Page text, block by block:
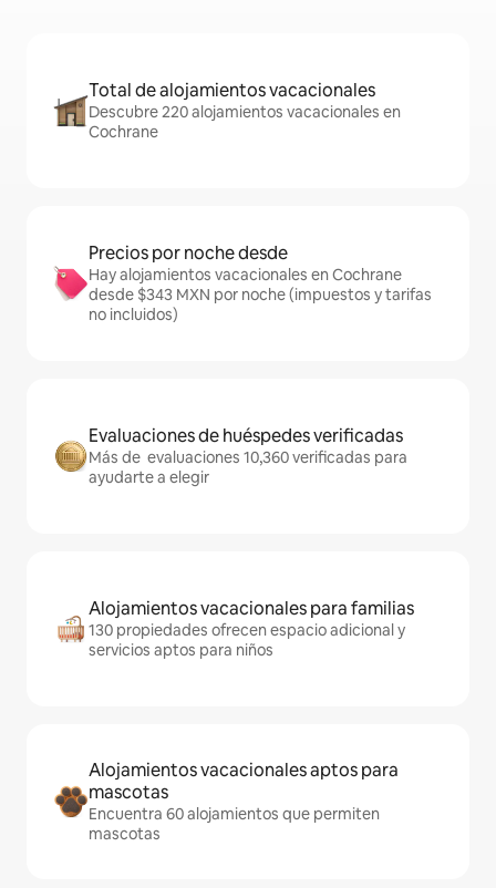
Total de alojamientos vacacionales
Descubre 220 alojamientos vacacionales en
Cochrane
Precios por noche desde
Hay alojamientos vacacionales en Cochrane
desde $343 MXN por noche (impuestos y tarifas
no incluidos)
Evaluaciones de huéspedes verificadas
Más de evaluaciones 10,360 verificadas para
ayudarte a elegir
Alojamientos vacacionales para familias
130 propiedades ofrecen espacio adicional y
servicios aptos para niños
Alojamientos vacacionales aptos para
mascotas
Encuentra 60 alojamientos que permiten
mascotas